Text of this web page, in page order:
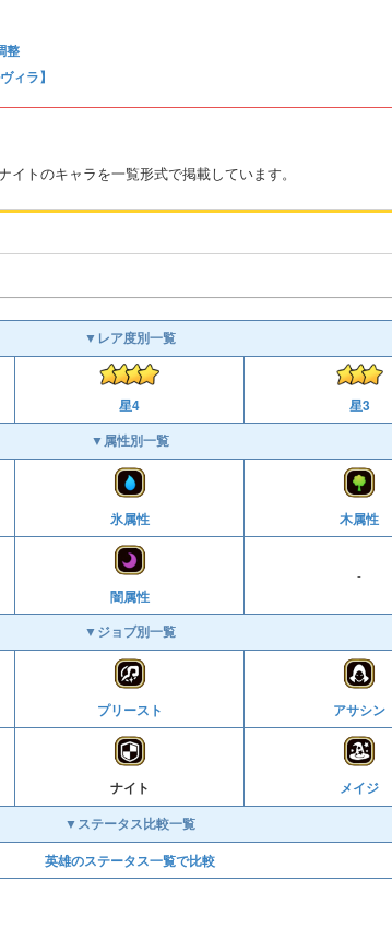
整
ィラ】
トのキャラを一覧形式で掲載しています。
▼レア度別一覧
星4 星3
▼属性別一覧
氷属性 木属性
闇属性
-
▼ジョブ別一覧
プリースト アサシン
ナイト メイジ
▼ステータス比較一覧
英雄のステータス一覧で比較